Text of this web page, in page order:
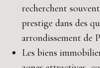
recherchent
prestige dans des
arrondissement de
Les biens